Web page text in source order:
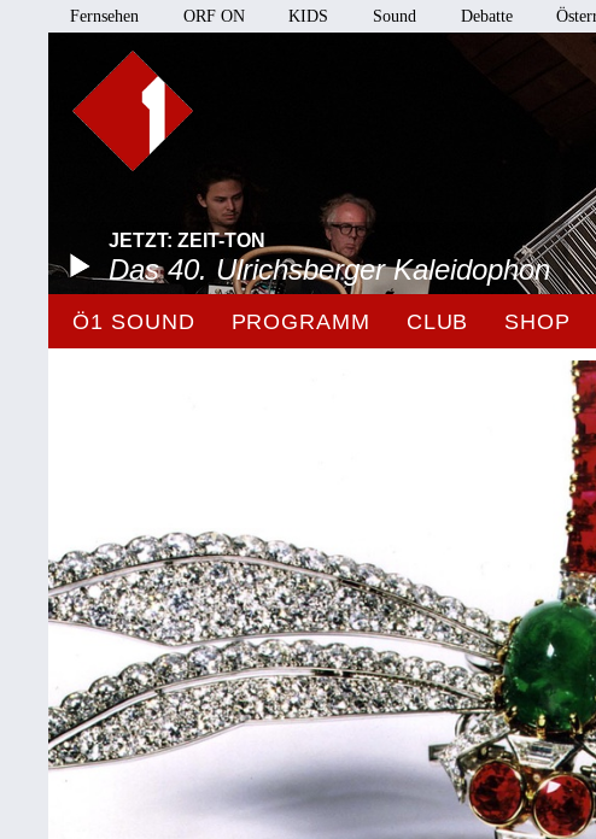
Fernsehen ORF ON KIDS Sound Debatte
JETZT: ZEIT-TON
Das 40. Ulrichsberger Kaleidophon
Ö1 SOUND PROGRAMM CLUB SHOP